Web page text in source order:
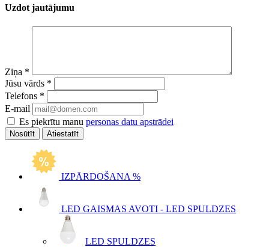
Uzdot jautājumu
Ziņa *
Jūsu vārds *
Telefons *
E-mail
Es piekrītu manu personas datu apstrādei
Atiestatīt
IZPĀRDOŠANA %
LED GAISMAS AVOTI - LED SPULDZES
LED SPULDZES